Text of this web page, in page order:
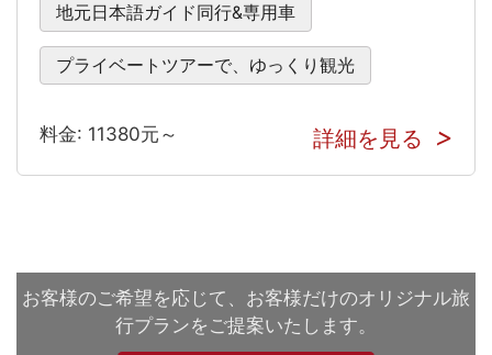
地元日本語ガイド同行&専用車
プライベートツアーで、ゆっくり観光
料金: 11380元～ 詳細を見る
お客様のご希望を応じて、お客様だけのオリジナル旅
行プランをご提案いたします。